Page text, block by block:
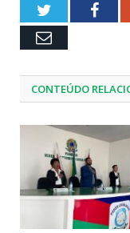
Twitter
Email
CONTEÚDO